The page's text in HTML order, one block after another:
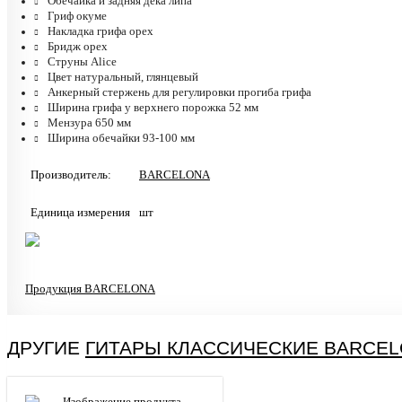
Гриф окуме
Накладка грифа орех
Бридж орех
Струны Alice
Цвет натуральный, глянцевый
Анкерный стержень для регулировки прогиба грифа
Ширина грифа у верхнего порожка 52 мм
Мензура 650 мм
Ширина обечайки 93-100 мм
Производитель: BARCELONA
Единица измерения шт
Продукция BARCELONA
ДРУГИЕ ГИТАРЫ КЛАССИЧЕСКИЕ